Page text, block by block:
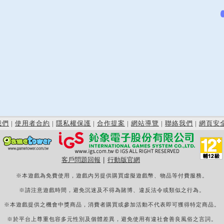
們 | 使用者合約 | 隱私權保護 | 合作提案 | 網站導覽 | 聯絡我們 | 網頁安
客戶問題回報 行動版官網
※本遊戲為免費使用，遊戲內另提供購買虛擬遊戲幣、物品等付費服務。
※請注意遊戲時間，避免沉迷及不得為賭博、違反法令或類似之行為。
※本遊戲提供之機會中獎商品，消費者購買或參加活動不代表即可獲得特定商品。
※於平台上尊重包容多元性別及個體差異，避免使用有違社會善良風俗之言詞。